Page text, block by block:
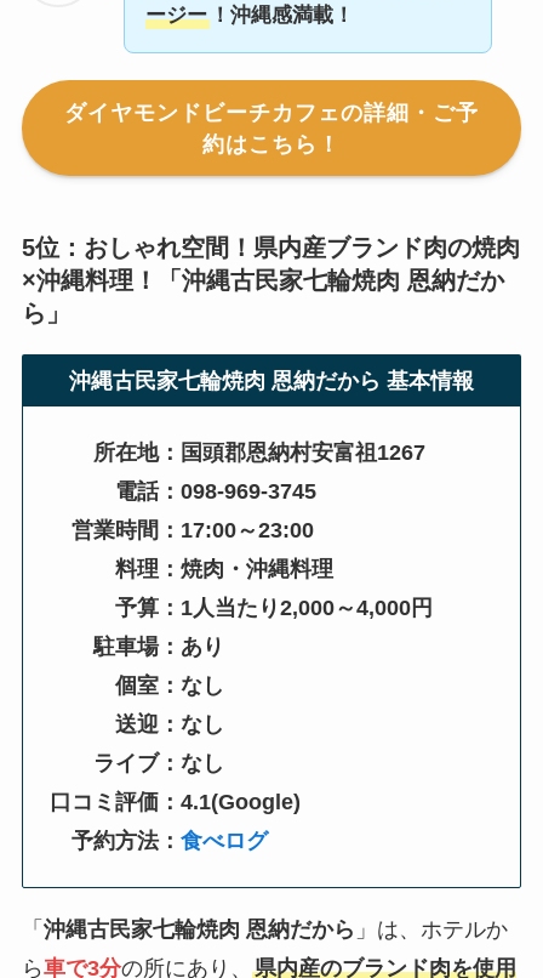
ージー！沖縄感満載！
ダイヤモンドビーチカフェの詳細・ご予
約はこちら！
5位：おしゃれ空間！県内産ブランド肉の焼肉
×沖縄料理！「 沖縄古民家七輪焼肉 恩納だか
ら 」
沖縄古民家七輪焼肉 恩納だから 基本情報
所在地：国頭郡恩納村安富祖1267
電話：098-969-3745
営業時間：17:00～23:00
料理：焼肉・沖縄料理
予算：1人当たり2,000～4,000円
駐車場：あり
個室：なし
送迎：なし
ライブ：なし
口コミ評価：4.1(Google)
予約方法：食べログ
「 沖縄古民家七輪焼肉 恩納だから 」は、ホテルか
ら車で3分の所にあり、 県内産のブランド肉を使用